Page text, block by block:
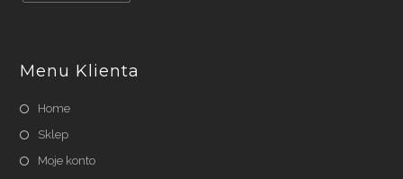
new
tab
Menu Klienta
Home
Sklep
Moje konto